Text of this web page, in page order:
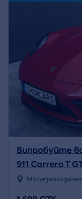
Випробуйте
911 Carrera T